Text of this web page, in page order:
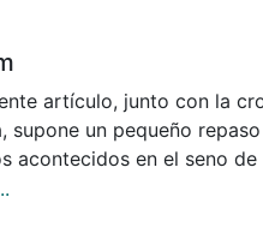
artículo, junto con la
supone un pequeño
acontecidos en el seno
conflicto nacionalista